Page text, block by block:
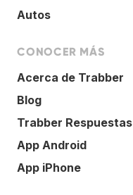
Autos
CONOCER MÁS
Acerca de Trabber
Blog
Trabber Respuestas
App Android
App iPhone